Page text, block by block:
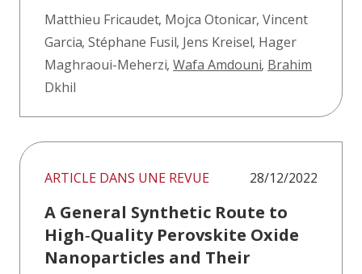
Matthieu Fricaudet, Mojca Otonicar, Vincent
Garcia, Stéphane Fusil, Jens Kreisel, Hager
Maghraoui-Meherzi, Wafa Amdouni, Brahim
Dkhil
ARTICLE DANS UNE REVUE 28/12/2022
A General Synthetic Route to
High‐Quality Perovskite Oxide
Nanoparticles and Their